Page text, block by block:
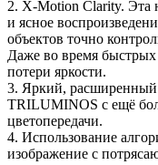
2. X-Motion Clarity. Эта
и ясное
объектов точно
Даже во время быстрых
потери яркости.
3. Яркий, расширенный
TRILUMINOS с ещё
цветопередачи.
4. Использование
изображение с